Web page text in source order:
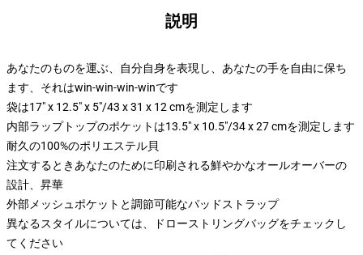
説明
あなたのものを運ぶ、自分自身を表現し、あなたの手を自由に保ち
ます、それはwin-win-win-winです
袋は17" x 12.5" x 5"/43 x 31 x 12 cmを測定します
内部ラップトップのポケットは13.5" x 10.5"/34 x 27 cmを測定します
耐久の100%のポリエステル貝
注文するときあなたのために印刷される鮮やかなオールオーバーの
設計、昇華
外部メッシュポケットと調節可能なパッドストラップ
異なるスタイルについては、ドローストリングバッグをチェックし
てください